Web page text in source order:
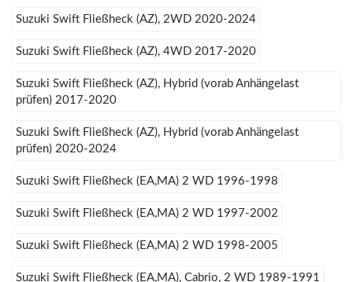
Suzuki Swift Fließheck (AZ), 2WD 2020-2024
Suzuki Swift Fließheck (AZ), 4WD 2017-2020
Suzuki Swift Fließheck (AZ), Hybrid (vorab Anhängelast
prüfen) 2017-2020
Suzuki Swift Fließheck (AZ), Hybrid (vorab Anhängelast
prüfen) 2020-2024
Suzuki Swift Fließheck (EA,MA) 2 WD 1996-1998
Suzuki Swift Fließheck (EA,MA) 2 WD 1997-2002
Suzuki Swift Fließheck (EA,MA) 2 WD 1998-2005
Suzuki Swift Fließheck (EA,MA), Cabrio, 2 WD 1989-1991